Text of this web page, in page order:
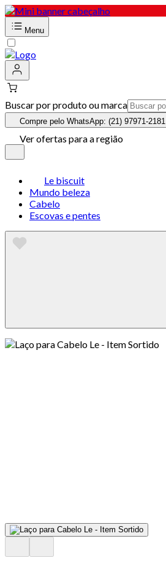
Menu
Buscar por produto ou marca
Compre pelo WhatsApp: (21) 97971-2181
Ver ofertas para a região
Le biscuit
Mundo beleza
Cabelo
Escovas e pentes